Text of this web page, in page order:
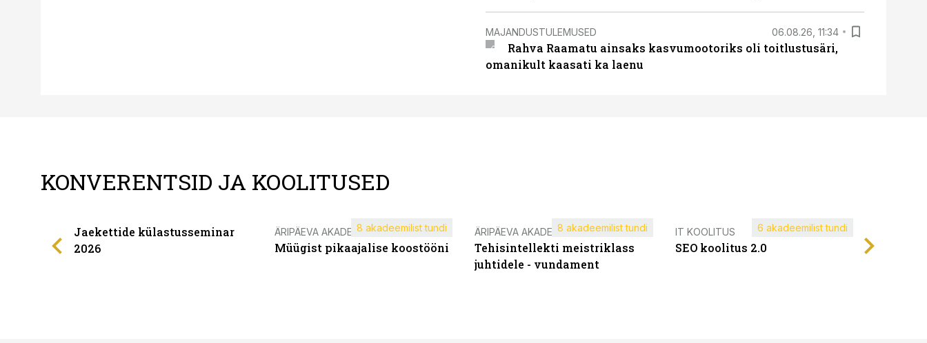
MAJANDUSTULEMUSED 06.08.26, 11:34
Rahva Raamatu ainsaks kasvumootoriks oli toitlustusäri,
omanikult kaasati ka laenu
KONVERENTSID JA KOOLITUSED
Jaekettide külastusseminar
2026
ÄRIPÄEVA AKADEEMIA
Müügist pikaajalise koostööni
8 akadeemilist tundi ÄRIPÄEVA AKADEEMIA
Tehisintellekti meistriklass
juhtidele - vundament
8 akadeemilist tundi IT KOOLITUS
SEO koolitus 2.0
6 akadeemilist tundi